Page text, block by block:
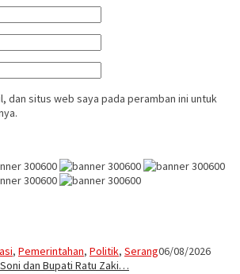
dan situs web saya pada peramban ini untuk
, Pemerintahan, Politik, Serang06/08/2026
dan Bupati Ratu Zaki…